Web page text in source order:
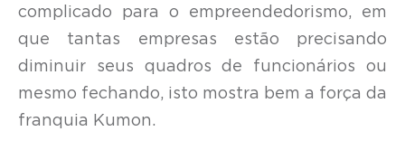
complicado para o empreendedorismo, em
que tantas empresas estão precisando
diminuir seus quadros de funcionários ou
mesmo fechando, isto mostra bem a força da
franquia Kumon.